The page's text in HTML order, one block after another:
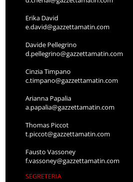
Erika David
e.david@gazzettamatin.com
Davide Pellegrino
d.pellegrino@gazzettamatin.com
Cinzia Timpano
c.timpano@gazzettamatin.com
Arianna Papalia
a.papalia@gazzettamatin.com
Thomas Piccot
t.piccot@gazzettamatin.com
Fausto Vassoney
f.vassoney@gazzettamatin.com
SEGRETERIA